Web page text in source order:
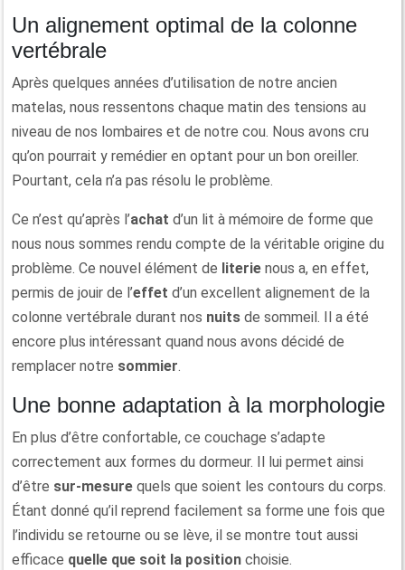
Un alignement optimal de la colonne
vertébrale
Après quelques années d’utilisation de notre ancien
matelas, nous ressentons chaque matin des tensions au
niveau de nos lombaires et de notre cou. Nous avons cru
qu’on pourrait y remédier en optant pour un bon oreiller.
Pourtant, cela n’a pas résolu le problème.
Ce n’est qu’après l’achat d’un lit à mémoire de forme que
nous nous sommes rendu compte de la véritable origine du
problème. Ce nouvel élément de literie nous a, en effet,
permis de jouir de l’effet d’un excellent alignement de la
colonne vertébrale durant nos nuits de sommeil. Il a été
encore plus intéressant quand nous avons décidé de
remplacer notre sommier.
Une bonne adaptation à la morphologie
En plus d’être confortable, ce couchage s’adapte
correctement aux formes du dormeur. Il lui permet ainsi
d’être sur-mesure quels que soient les contours du corps.
Étant donné qu’il reprend facilement sa forme une fois que
l’individu se retourne ou se lève, il se montre tout aussi
efficace quelle que soit la position choisie.